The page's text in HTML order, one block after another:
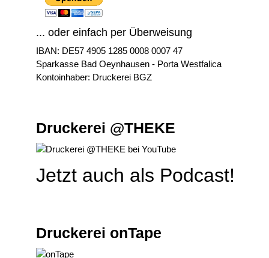
... oder einfach per Überweisung
IBAN: DE57 4905 1285 0008 0007 47
Sparkasse Bad Oeynhausen - Porta Westfalica
Kontoinhaber: Druckerei BGZ
Druckerei @THEKE
Jetzt auch als Podcast!
Druckerei onTape